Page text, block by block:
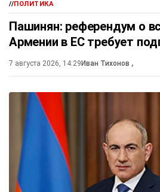
//ПОЛИТИКА
Пашинян: референдум о
Армении в ЕС требует
7 августа 2026, 14:29 Иван Тихонов ,